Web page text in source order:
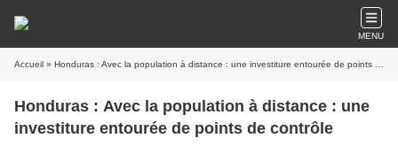
MENU
Accueil » Honduras : Avec la population à distance : une investiture entourée de points de contrôle
Honduras : Avec la population à distance : une
investiture entourée de points de contrôle